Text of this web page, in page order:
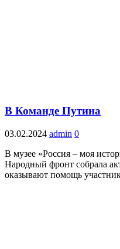
В Команде Путина
03.02.2024 admin 0
В музее «Россия – моя
Народный фронт собрала
оказывают помощь